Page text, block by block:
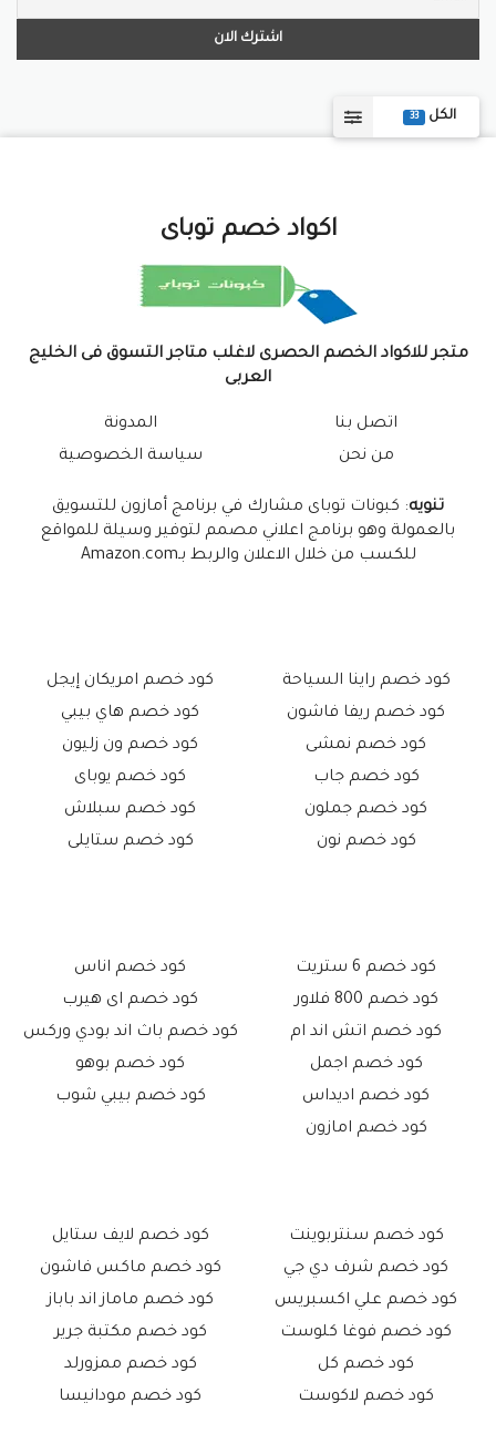
الكل 33
اكواد خصم توباى
متجر للاكواد الخصم الحصرى لاغلب متاجر التسوق فى الخليج
العربى
اتصل بنا
من نحن
المدونة
سياسة الخصوصية
تنويه: كبونات توباى مشارك في برنامج أمازون للتسويق
بالعمولة وهو برنامج اعلاني مصمم لتوفير وسيلة للمواقع
للكسب من خلال الاعلان والربط بـAmazon.com
كود خصم راينا السياحة
كود خصم ريفا فاشون
كود خصم نمشى
كود خصم جاب
كود خصم جملون
كود خصم نون
كود خصم امريكان إيجل
كود خصم هاي بيبي
كود خصم ون زليون
كود خصم يوباى
كود خصم سبلاش
كود خصم ستايلى
كود خصم 6 ستريت
كود خصم 800 فلاور
كود خصم اتش اند ام
كود خصم اجمل
كود خصم اديداس
كود خصم امازون
كود خصم اناس
كود خصم اى هيرب
كود خصم باث اند بودي وركس
كود خصم بوهو
كود خصم بيبي شوب
كود خصم سنتربوينت
كود خصم شرف دي جي
كود خصم علي اكسبريس
كود خصم فوغا كلوست
كود خصم كل
كود خصم لاكوست
كود خصم لايف ستايل
كود خصم ماكس فاشون
كود خصم ماماز اند باباز
كود خصم مكتبة جرير
كود خصم ممزورلد
كود خصم مودانيسا